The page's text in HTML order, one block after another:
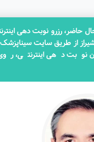
رزرو نوبت دهی
از طریق سایت
دهی اینترنتی،